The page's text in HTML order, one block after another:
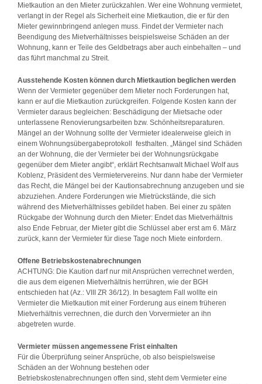
Mietkaution an den Mieter zurückzahlen. Wer eine Wohnung vermietet,
verlangt in der Regel als Sicherheit eine Mietkaution, die er für den
Mieter gewinnbringend anlegen muss. Findet der Vermieter nach
Beendigung des Mietverhältnisses beispielsweise Schäden an der
Wohnung, kann er Teile des Geldbetrags aber auch einbehalten – und
das führt manchmal zu Streit.
Ausstehende Kosten können durch Mietkaution beglichen werden
Wenn der Vermieter gegenüber dem Mieter noch Forderungen hat,
kann er auf die Mietkaution zurückgreifen. Folgende Kosten kann der
Vermieter daraus begleichen: Beschädigung der Mietsache oder
unterlassene Renovierungsarbeiten bzw. Schönheitsreparaturen.
Mängel an der Wohnung sollte der Vermieter idealerweise gleich in
einem Wohnungsübergabeprotokoll festhalten. „Mängel sind Schäden
an der Wohnung, die der Vermieter bei der Wohnungsrückgabe
gegenüber dem Mieter angibt“, erklärt Rechtsanwalt Michael Wolf aus
Koblenz, Präsident des Vermietervereins. Nur dann habe der Vermieter
das Recht, die Mängel bei der Kautionsabrechnung anzugeben und sie
abzuziehen. Andere Forderungen wie Mietrückstände, die sich
während des Mietverhältnisses gebildet haben. Bei einer zu späten
Rückgabe der Wohnung durch den Mieter: Endet das Mietverhältnis
also Ende Februar, der Mieter gibt die Schlüssel aber erst am 6. März
zurück, kann der Vermieter für diese Tage noch Miete einfordern.
Offene Betriebskostenabrechnungen
ACHTUNG: Die Kaution darf nur mit Ansprüchen verrechnet werden,
die aus dem eigenen Mietverhältnis herrühren, wie der BGH
entschieden hat (Az.: VIII ZR 36/12). In besagtem Fall wollte ein
Vermieter die Mietkaution mit einer Forderung aus einem früheren
Mietverhältnis verrechnen, die durch den Vorvermieter an ihn
abgetreten wurde.
Vermieter müssen angemessene Frist einhalten
Für die Überprüfung seiner Ansprüche, ob also beispielsweise
Schäden an der Wohnung bestehen oder
Betriebskostenabrechnungen offen sind, steht dem Vermieter eine